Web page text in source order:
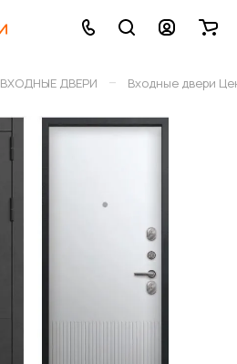
ВХОДНЫЕ ДВЕРИ – Входные двери